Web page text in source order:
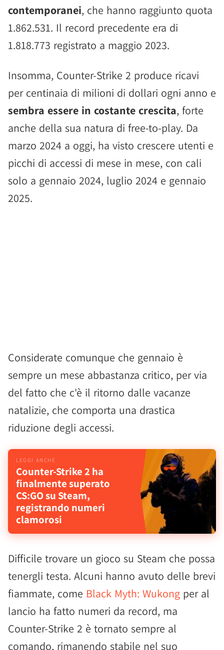
contemporanei, che hanno raggiunto quota
1.862.531. Il record precedente era di
1.818.773 registrato a maggio 2023.
Insomma, Counter-Strike 2 produce ricavi
per centinaia di milioni di dollari ogni anno e
sembra essere in costante crescita, forte
anche della sua natura di free-to-play. Da
marzo 2024 a oggi, ha visto crescere utenti e
picchi di accessi di mese in mese, con cali
solo a gennaio 2024, luglio 2024 e gennaio
2025.
Considerate comunque che gennaio è
sempre un mese abbastanza critico, per via
del fatto che c'è il ritorno dalle vacanze
natalizie, che comporta una drastica
riduzione degli accessi.
Counter-Strike 2 ha
finalmente superato
CS:GO su Steam,
registrando numeri
clamorosi
Difficile trovare un gioco su Steam che possa
tenergli testa. Alcuni hanno avuto delle brevi
fiammate, come Black Myth: Wukong per al
lancio ha fatto numeri da record, ma
Counter-Strike 2 è tornato sempre al
comando, rimanendo stabile nel suo